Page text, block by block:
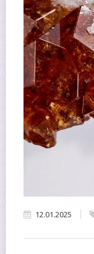
12.01.2025